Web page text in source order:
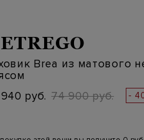
Brea из матового
руб. 74 900 руб. -